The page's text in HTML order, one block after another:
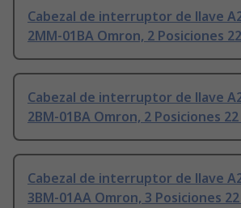
Cabezal de interruptor de llave
2MM-01BA Omron, 2 Posiciones
Cabezal de interruptor de llave
2BM-01BA Omron, 2 Posiciones
Cabezal de interruptor de llave
3BM-01AA Omron, 3 Posiciones